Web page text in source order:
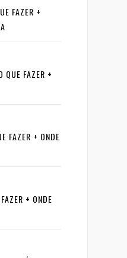
FAZER +
QUE FAZER +
FAZER + ONDE
+ ONDE